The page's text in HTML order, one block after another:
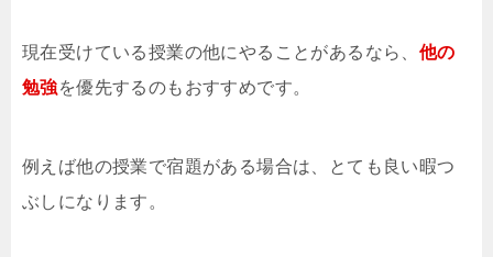
現在受けている授業の他にやることがあるなら、 他の
勉強を優先するのもおすすめです。
例えば他の授業で宿題がある場合は、とても良い暇つ
ぶしになります。